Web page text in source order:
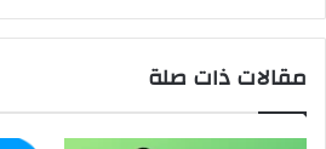
مقالات ذات صلة